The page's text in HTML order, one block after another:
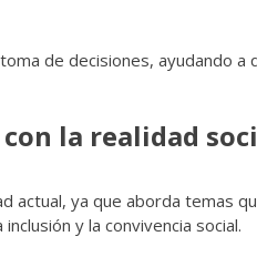
de decisiones, ayudando
la realidad
actual, ya que aborda temas
y la convivencia social.